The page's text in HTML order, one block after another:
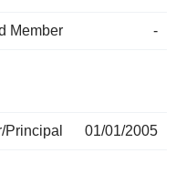
Member -
Principal 01/01/2005